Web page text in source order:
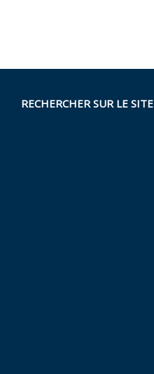
RECHERCHER SUR LE SITE